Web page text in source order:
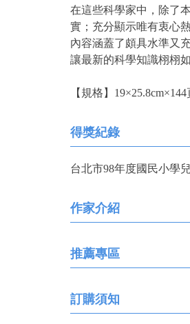
在這些科學家中，除了
實；充分顯示唯有衷心
內容涵蓋了頗具水準又
讓最新的科學知識栩栩
【規格】
得獎紀錄
台北市98年度國民小學
作家介紹
推薦專區
訂購須知